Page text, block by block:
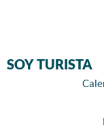
SOY TURISTA